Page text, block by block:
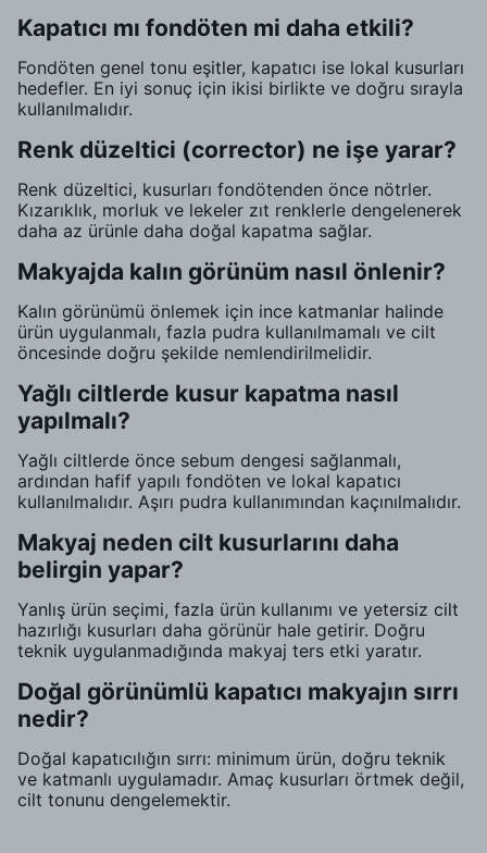
Kapatıcı mı fondöten mi daha etkili?
Fondöten genel tonu eşitler, kapatıcı ise lokal kusurları
hedefler. En iyi sonuç için ikisi birlikte ve doğru sırayla
kullanılmalıdır.
Renk düzeltici (corrector) ne işe yarar?
Renk düzeltici, kusurları fondötenden önce nötrler.
Kızarıklık, morluk ve lekeler zıt renklerle dengelenerek
daha az ürünle daha doğal kapatma sağlar.
Makyajda kalın görünüm nasıl önlenir?
Kalın görünümü önlemek için ince katmanlar halinde
ürün uygulanmalı, fazla pudra kullanılmamalı ve cilt
öncesinde doğru şekilde nemlendirilmelidir.
Yağlı ciltlerde kusur kapatma nasıl
yapılmalı?
Yağlı ciltlerde önce sebum dengesi sağlanmalı,
ardından hafif yapılı fondöten ve lokal kapatıcı
kullanılmalıdır. Aşırı pudra kullanımından kaçınılmalıdır.
Makyaj neden cilt kusurlarını daha
belirgin yapar?
Yanlış ürün seçimi, fazla ürün kullanımı ve yetersiz cilt
hazırlığı kusurları daha görünür hale getirir. Doğru
teknik uygulanmadığında makyaj ters etki yaratır.
Doğal görünümlü kapatıcı makyajın sırrı
nedir?
Doğal kapatıcılığın sırrı: minimum ürün, doğru teknik
ve katmanlı uygulamadır. Amaç kusurları örtmek değil,
cilt tonunu dengelemektir.